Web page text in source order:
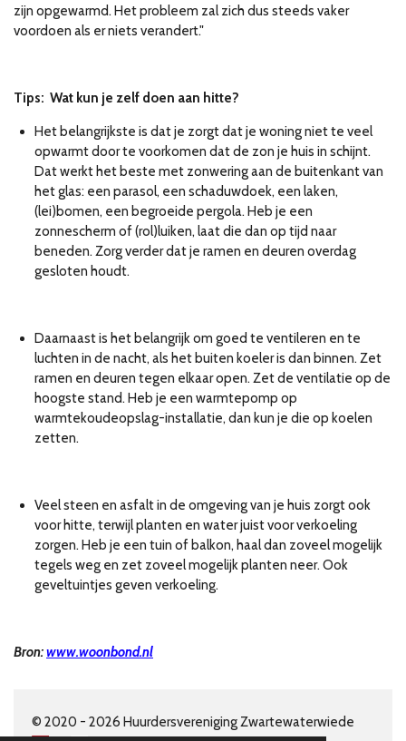
zijn opgewarmd. Het probleem zal zich dus steeds vaker
voordoen als er niets verandert."
Tips: Wat kun je zelf doen aan hitte?
Het belangrijkste is dat je zorgt dat je woning niet te veel
opwarmt door te voorkomen dat de zon je huis in schijnt.
Dat werkt het beste met zonwering aan de buitenkant van
het glas: een parasol, een schaduwdoek, een laken,
(lei)bomen, een begroeide pergola. Heb je een
zonnescherm of (rol)luiken, laat die dan op tijd naar
beneden. Zorg verder dat je ramen en deuren overdag
gesloten houdt.
Daarnaast is het belangrijk om goed te ventileren en te
luchten in de nacht, als het buiten koeler is dan binnen. Zet
ramen en deuren tegen elkaar open. Zet de ventilatie op de
hoogste stand. Heb je een warmtepomp op
warmtekoudeopslag-installatie, dan kun je die op koelen
zetten.
Veel steen en asfalt in de omgeving van je huis zorgt ook
voor hitte, terwijl planten en water juist voor verkoeling
zorgen. Heb je een tuin of balkon, haal dan zoveel mogelijk
tegels weg en zet zoveel mogelijk planten neer. Ook
geveltuintjes geven verkoeling.
Bron:www.woonbond.nl
© 2020 - 2026 Huurdersvereniging Zwartewaterwiede